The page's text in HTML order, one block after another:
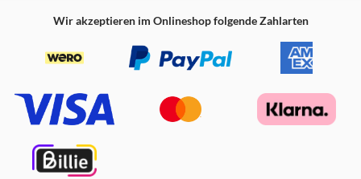
Wir akzeptieren im Onlineshop folgende Zahlarten